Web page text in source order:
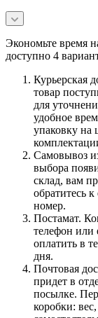
Экономьте время
доступно 4
Курьерская
товар
для
удобное
упаковку на
Самовывоз
выбора
склад, вам
обратитесь
номер.
Постамат.
телефон или
оплатить в
дня.
Почтовая
придет в
посылке.
коробки: